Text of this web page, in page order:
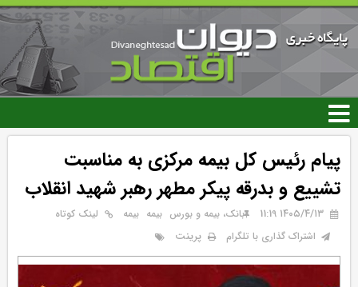
رفتن
محتوای
اصلی
پیام رئیس کل بیمه مرکزی به مناسبت
تشییع و بدرقه پیکر مطهر رهبر شهید انقلاب
۱۴۰۵/۴/۱۳ 11:19 بانک، بیمه و بورس بيمه بیمه
لینک کوتاه
اشتراک گذاری با تلگرام
پرینت